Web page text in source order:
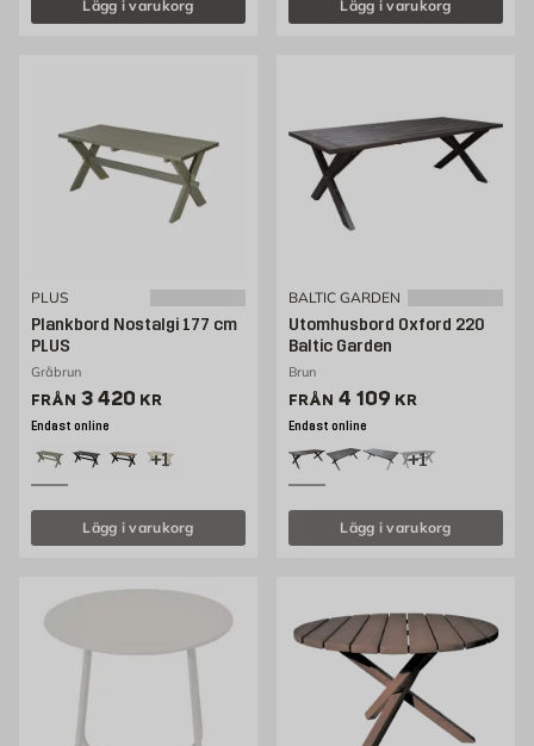
Lägg i varukorg Lägg i varukorg
PLUS
Plankbord Nostalgi 177 cm
PLUS
Gråbrun
FRÅN Pris 2251 kr
3 420 KR
Endast online
+1
Lägg i varukorg
BALTIC GARDEN
Utomhusbord Oxford 220
Baltic Garden
Brun
FRÅN Pris 3769 kr
4 109 KR
Endast online
+1
Lägg i varukorg